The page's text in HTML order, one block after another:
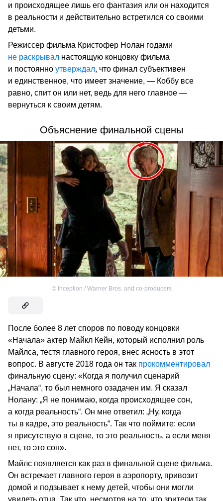
и происходящее лишь его фантазия или он находится
в реальности и действительно встретился со своими
детьми.
Режиссер фильма Кристофер Нолан годами
не раскрывал настоящую концовку фильма
и постоянно утверждал, что финал субъективен
и единственное, что имеет значение, — Коббу все
равно, спит он или нет, ведь для него главное —
вернуться к своим детям.
Объяснение финальной сцены
© Inception / Warner Bros. and co-producers
После более 8 лет споров по поводу концовки
«Начала» актер Майкл Кейн, который исполнил роль
Майлса, тестя главного героя, внес ясность в этот
вопрос. В августе 2018 года он так прокомментировал
финальную сцену: «Когда я получил сценарий
„Начала“, то был немного озадачен им. Я сказал
Нолану: „Я не понимаю, когда происходящее сон,
а когда реальность“. Он мне ответил: „Ну, когда
ты в кадре, это реальность“. Так что поймите: если
я присутствую в сцене, то это реальность, а если меня
нет, то это сон».
Майлс появляется как раз в финальной сцене фильма.
Он встречает главного героя в аэропорту, привозит
домой и подзывает к нему детей, чтобы они могли